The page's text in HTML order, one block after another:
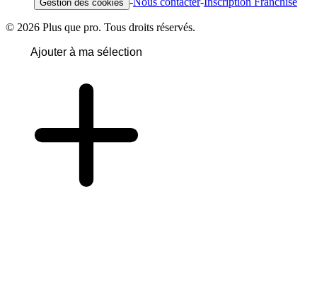
Gestion des cookies
© 2026 Plus que pro. Tous droits réservés.
Ajouter à ma sélection